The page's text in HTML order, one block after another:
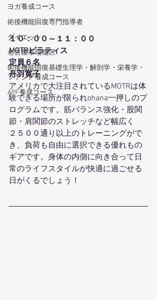
ヨガ養成コース
術後機能回復専門指導者
ダイエット
名古屋市瑞穂区
術後機能回復基礎生理学・解剖学・栄養学・
ファシア養成コース
APF養成コース
１０：００～１１：００
MOTRピラティス
定員６名
丹羽寛子
アメリカで大注目されているMOTRは体
験できる場所が限られohana一押しのプ
ログラムです。筋バランス強化・股関
節・肩関節のストレッチなど幅広く
２５００通り以上のトレーニングがで
き、負荷も自由に選択できる優れもの
ギアです。身体の内側に向き合って日
常のライフスタイルが快適に過ごせる
日がくるでしょう！